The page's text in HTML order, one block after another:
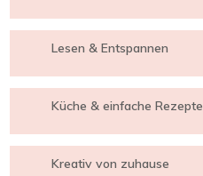
Lesen & Entspannen
Küche & einfache Rezepte
Kreativ von zuhause